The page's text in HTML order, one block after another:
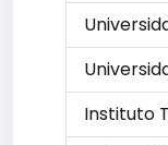
Instituto